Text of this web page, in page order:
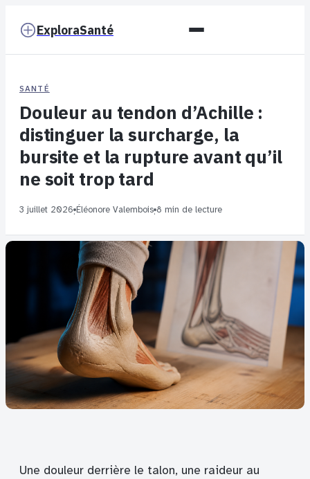
ExploraSanté
SANTÉ
Douleur au tendon d’Achille :
distinguer la surcharge, la
bursite et la rupture avant qu’il
ne soit trop tard
3 juillet 2026·Éléonore Valembois·8 min de lecture
Une douleur derrière le talon, une raideur au